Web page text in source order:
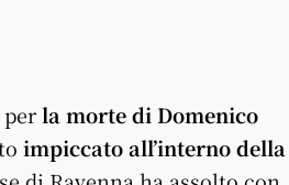
perla morte di Domenico
impiccato all’interno della